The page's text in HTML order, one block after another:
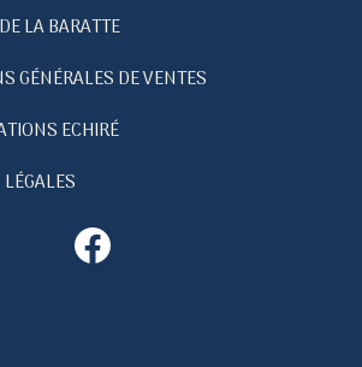
LA BARATTE
GÉNÉRALES DE VENTES
ECHIRÉ
Facebook